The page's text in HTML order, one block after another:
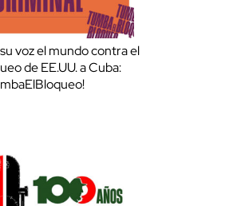
voz el mundo contra el
de EE.UU. a Cuba: